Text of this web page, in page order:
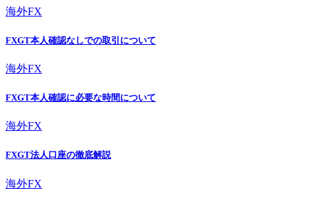
海外FX
FXGT本人確認なしでの取引について
海外FX
FXGT本人確認に必要な時間について
海外FX
FXGT法人口座の徹底解説
海外FX